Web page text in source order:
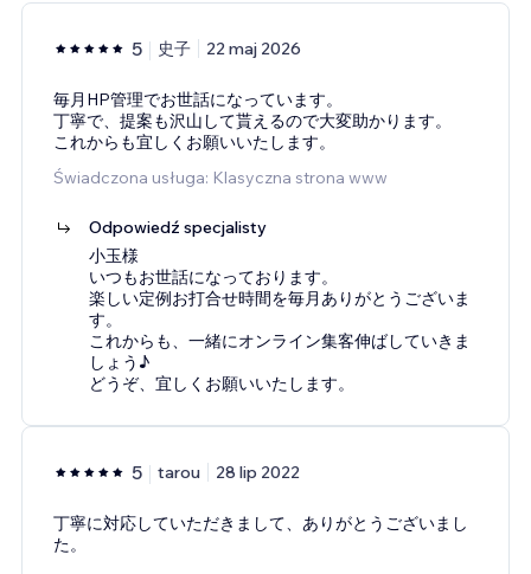
5 史子 22 maj 2026
毎月HP管理でお世話になっています。
丁寧で、提案も沢山して貰えるので大変助かります。
これからも宜しくお願いいたします。
Świadczona usługa: Klasyczna strona www
Odpowiedź specjalisty
小玉様
いつもお世話になっております。
楽しい定例お打合せ時間を毎月ありがとうございま
す。
これからも、一緒にオンライン集客伸ばしていきま
しょう♪
どうぞ、宜しくお願いいたします。
5 tarou 28 lip 2022
丁寧に対応していただきまして、ありがとうございまし
た。